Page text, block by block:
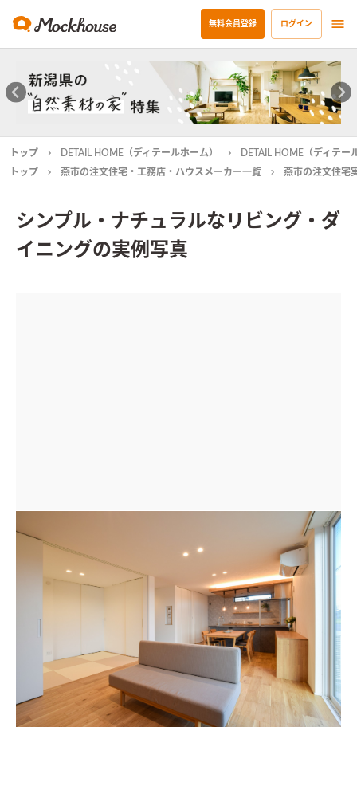
無料会員登録 ログイン
トップ DETAIL HOME（ディテールホーム）
DETAIL HOME（ディテ
トップ
燕市の注文住宅・工務店・ハウスメーカー一覧 燕市の注文住宅
シンプル・ナチュラルなリビング・ダ
イニングの実例写真
リビングと和室が横に繋がり、空間の広がりを感じる間
取り。扉を閉めれば和室を客間として使用可能。ナチュ
ラルな空間にも合うよう畳の色味にもこだわりを